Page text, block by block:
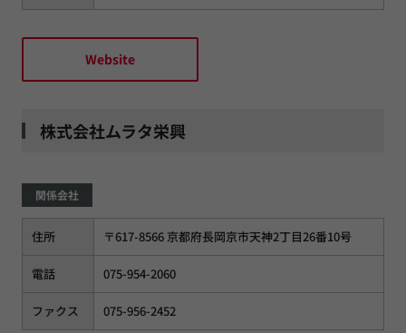
Website
株式会社ムラタ栄興
関係会社
住所 〒617-8566 京都府長岡京市天神2丁目26番10号
電話 075-954-2060
ファクス 075-956-2452